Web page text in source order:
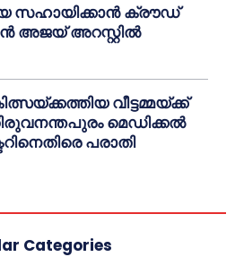
സഹായിക്കാൻ ക്രൗഡ്
അജയ് അറസ്റ്റില്‍
വീട്ടമ്മയ്ക്ക്
മെഡിക്കല്‍
പരാതി
Categories